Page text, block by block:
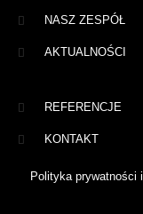
NASZ ZESPÓŁ
AKTUALNOŚCI
REFERENCJE
KONTAKT
Polityka prywatności